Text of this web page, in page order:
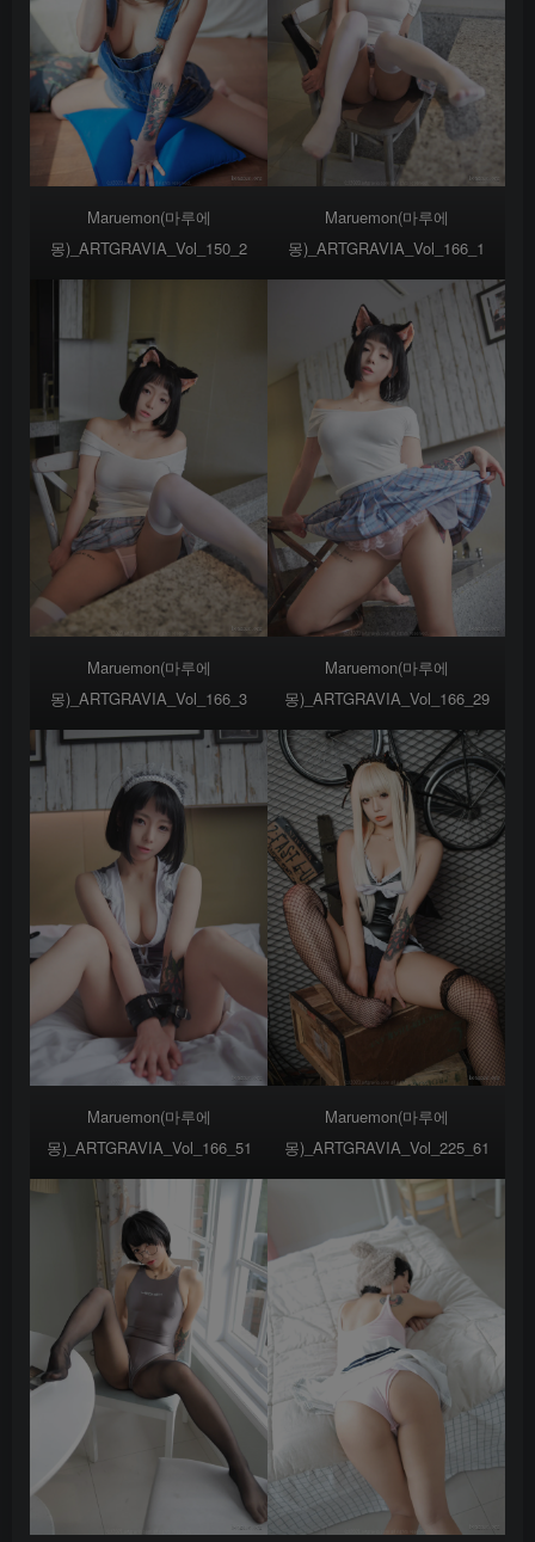
Maruemon(마루에
몽)_ARTGRAVIA_Vol_150_2
Maruemon(마루에
몽)_ARTGRAVIA_Vol_166_1
Maruemon(마루에
몽)_ARTGRAVIA_Vol_166_3
Maruemon(마루에
몽)_ARTGRAVIA_Vol_166_29
Maruemon(마루에
몽)_ARTGRAVIA_Vol_166_51
Maruemon(마루에
몽)_ARTGRAVIA_Vol_225_61